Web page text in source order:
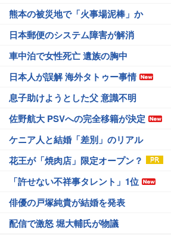
熊本の被災地で「火事場泥棒」か
日本郵便のシステム障害が解消
車中泊で女性死亡 遺族の胸中
日本人が誤解 海外タトゥー事情
息子助けようとした父 意識不明
佐野航大 PSVへの完全移籍が決定
ケニア人と結婚「差別」のリアル
花王が「焼肉店」限定オープン？
「許せない不祥事タレント」1位
俳優の戸塚純貴が結婚を発表
配信で激怒 堀大輔氏が物議